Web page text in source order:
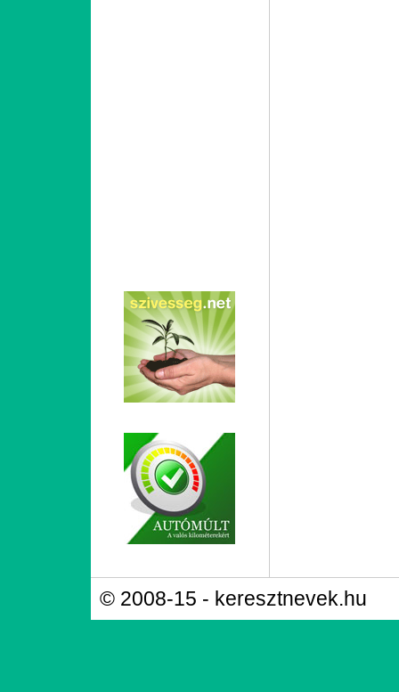
© 2008-15 - keresztnevek.hu